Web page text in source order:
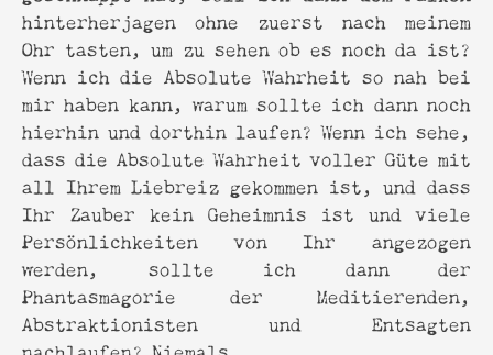
hinterherjagen ohne zuerst nach meinem
Ohr tasten, um zu sehen ob es noch da ist?
Wenn ich die Absolute Wahrheit so nah bei
mir haben kann, warum sollte ich dann noch
hierhin und dorthin laufen? Wenn ich sehe,
dass die Absolute Wahrheit voller Güte mit
all Ihrem Liebreiz gekommen ist, und dass
Ihr Zauber kein Geheimnis ist und viele
Persönlichkeiten von Ihr angezogen
werden, sollte ich dann der
Phantasmagorie der Meditierenden,
Abstraktionisten und Entsagten